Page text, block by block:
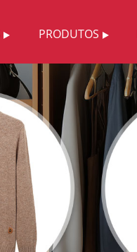
PRODUTOS